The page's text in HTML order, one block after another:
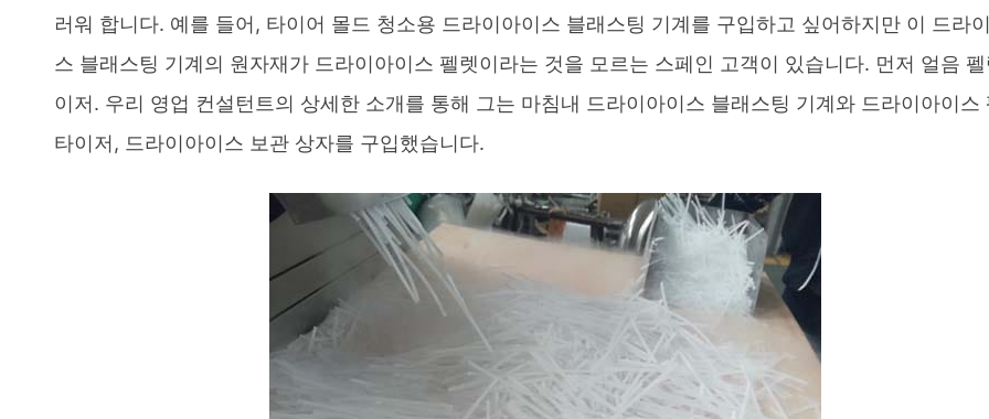
러워 합니다. 예를 들어, 타이어 몰드 청소용 드라이아이스 블래스팅 기계를 구입하고 싶어하지만 이 드라
스 블래스팅 기계의 원자재가 드라이아이스 펠렛이라는 것을 모르는 스페인 고객이 있습니다. 먼저 얼음
이저. 우리 영업 컨설턴트의 상세한 소개를 통해 그는 마침내 드라이아이스 블래스팅 기계와 드라이아이스
타이저, 드라이아이스 보관 상자를 구입했습니다.